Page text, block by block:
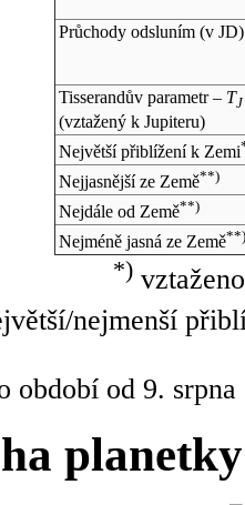
Průchody odsluním (v JD)
Tisserandův parametr – TJ
(vztažený k Jupiteru)
Největší přiblížení k Zemi
Nejjasnější ze Země**)
Nejdále od Země**)
Nejméně jasná ze Země**)
*)
nejmenší
období od 9.